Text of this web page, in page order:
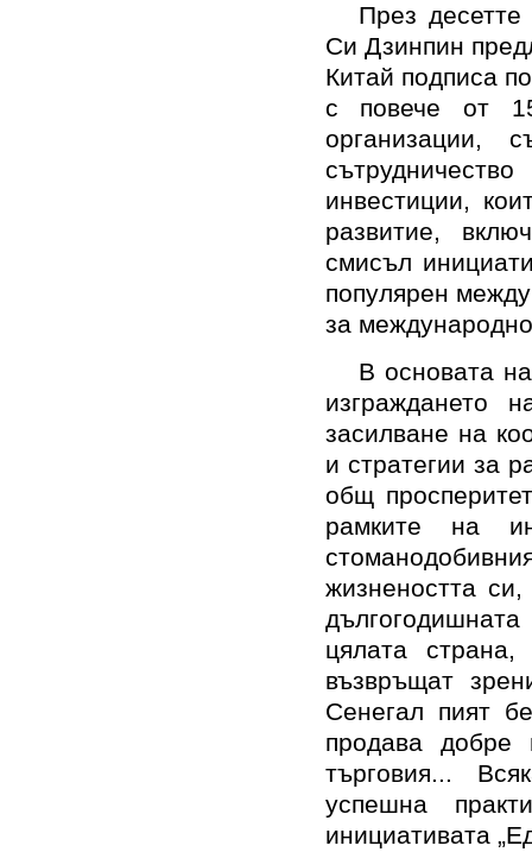
През десетте
Си Дзинпин
Китай подписа
с повече от
организации,
инвестиции,
развитие,
смисъл
популярен
за
В основата
изграждането
засилване на
и стратегии за
общ
рамките на
жизнеността
цялата
възвръщат
Сенегал пият
продава добре
търговия...
успешна
инициативата